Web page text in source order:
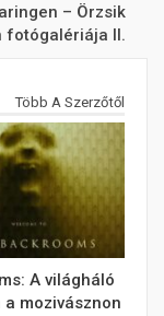
– Örzsik
fotógalériája II.
Több A Szerzőtől
A világháló
a mozivásznon